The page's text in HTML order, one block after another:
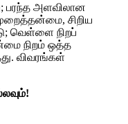
பரந்த அளவிலான
சிறிய
வெள்ளை நிறப்
நிறம் ஒத்த
விவரங்கள்